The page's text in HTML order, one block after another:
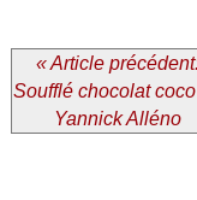
« Article
Soufflé chocolat
Yannick Alléno